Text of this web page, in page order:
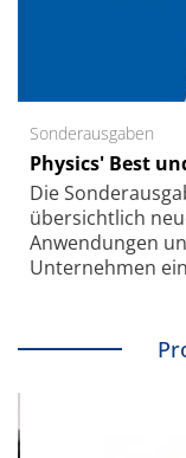
Sonderausgaben
Physics' Best
Die
übersichtlich
Anwendungen
Unternehmen